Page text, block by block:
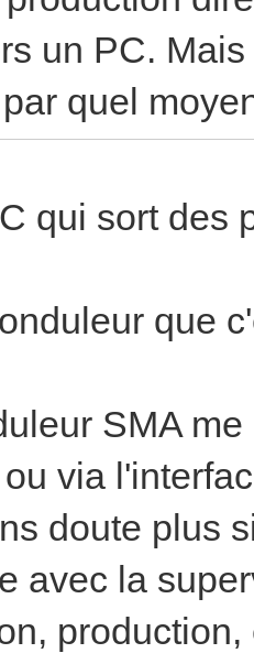
un PC.
quel
qui sort des
que
SMA
via
doute plus
avec la
production,